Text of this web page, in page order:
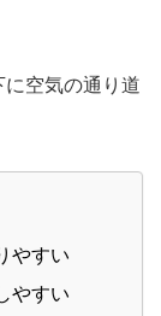
空気の通り道
やすい
やすい